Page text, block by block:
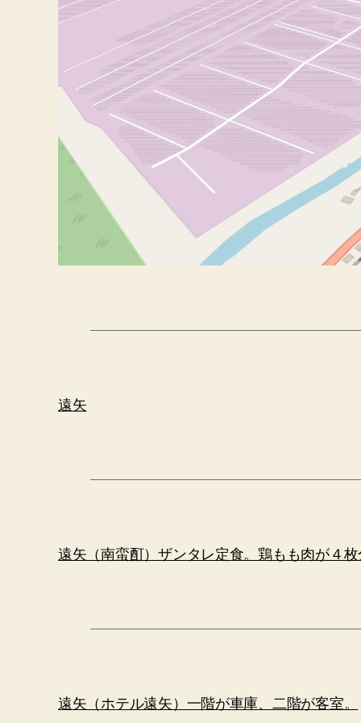
遠矢
遠矢（南蛮酊）ザンタレ定食。鶏もも肉が４
遠矢（ホテル遠矢）一階が車庫、二階が客室。